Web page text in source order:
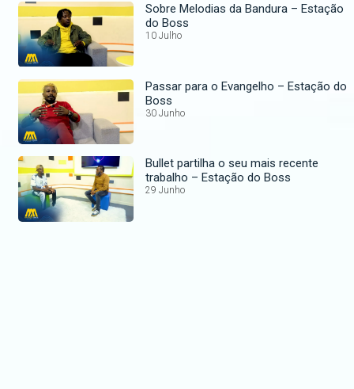
Sobre Melodias da Bandura – Estação
do Boss
10 Julho
Passar para o Evangelho – Estação do
Boss
30 Junho
Bullet partilha o seu mais recente
trabalho – Estação do Boss
29 Junho